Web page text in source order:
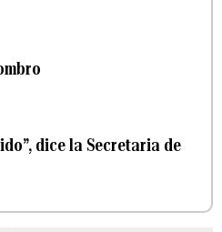
dice la Secretaria de